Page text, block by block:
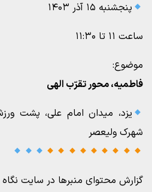
پنجشنبه ۱۵ آذر ۱۴۰۳
ساعت ۱۱ تا ۱۱:۳۰
موضوع:
فاطمیه، محور تقرّب الهی
یزد، میدان امام علی، پشت
شهرک ولیعصر
گزارش محتوای منبرها در سایت نگاه